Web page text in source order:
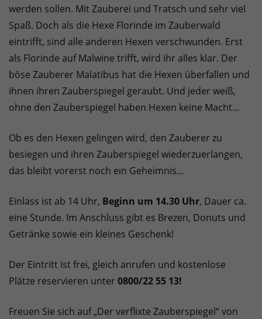
werden sollen. Mit Zauberei und Tratsch und sehr viel
Spaß. Doch als die Hexe Florinde im Zauberwald
eintrifft, sind alle anderen Hexen verschwunden. Erst
als Florinde auf Malwine trifft, wird ihr alles klar. Der
böse Zauberer Malatibus hat die Hexen überfallen und
ihnen ihren Zauberspiegel geraubt. Und jeder weiß,
ohne den Zauberspiegel haben Hexen keine Macht...
Ob es den Hexen gelingen wird, den Zauberer zu
besiegen und ihren Zauberspiegel wiederzuerlangen,
das bleibt vorerst noch ein Geheimnis...
Einlass ist ab 14 Uhr, Beginn um 14.30 Uhr, Dauer ca.
eine Stunde. Im Anschluss gibt es Brezen, Donuts und
Getränke sowie ein kleines Geschenk!
Der Eintritt ist frei, gleich anrufen und kostenlose
Plätze reservieren unter 0800/22 55 13!
Freuen Sie sich auf „Der verflixte Zauberspiegel“ von